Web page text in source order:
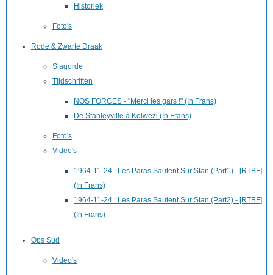
Historiek
Foto's
Rode & Zwarte Draak
Slagorde
Tijdschriften
NOS FORCES - "Merci les gars !" (In Frans)
De Stanleyville à Kolwezi (In Frans)
Foto's
Video's
1964-11-24 : Les Paras Sautent Sur Stan (Part1) - [RTBF]
(In Frans)
1964-11-24 : Les Paras Sautent Sur Stan (Part2) - [RTBF]
(In Frans)
Ops Sud
Video's